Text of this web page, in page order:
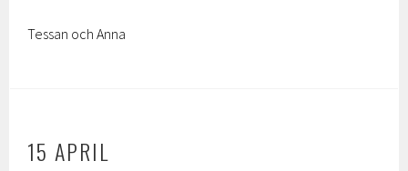
Tessan och Anna
15 APRIL